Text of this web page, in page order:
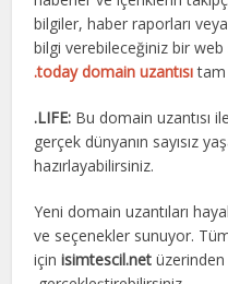
bilgiler, haber raporları
bilgi verebileceğiniz bir
.today domain uzantısıtam
.LIFE: Bu domain uzantısı
gerçek dünyanın sayısız
hazırlayabilirsiniz.
Yeni domain uzantıları
ve seçenekler sunuyor.
içinisimtescil.net